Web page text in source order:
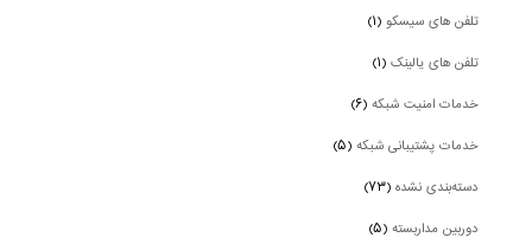
تلفن های سیسکو(۱)
تلفن های یالینک(۱)
خدمات امنیت شبکه(۶)
خدمات پشتیبانی شبکه(۵)
دسته‌بندی نشده(۷۳)
دوربین‌ مداربسته(۵)